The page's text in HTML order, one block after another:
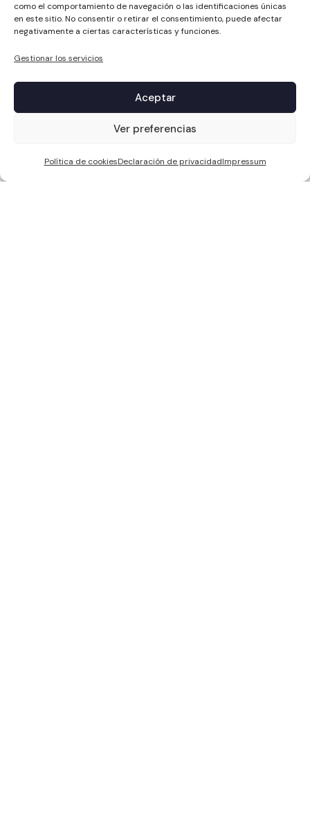
como el comportamiento de navegación o las identificaciones únicas
en este sitio. No consentir o retirar el consentimiento, puede afectar
negativamente a ciertas características y funciones.
Gestionar los servicios
Aceptar
Ver preferencias
Política de cookiesDeclaración de privacidadImpressum